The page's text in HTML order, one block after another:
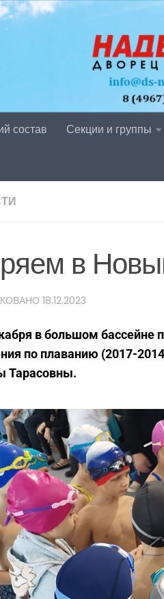
состав Секции и группы
в
18.12.2023
в большом бассейне
по плаванию (2017-
Тарасовны.